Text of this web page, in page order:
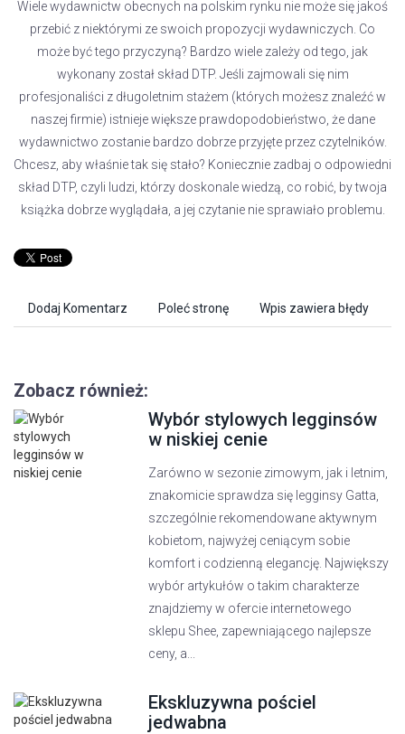
Wiele wydawnictw obecnych na polskim rynku nie może się jakoś
przebić z niektórymi ze swoich propozycji wydawniczych. Co
może być tego przyczyną? Bardzo wiele zależy od tego, jak
wykonany został skład DTP. Jeśli zajmowali się nim
profesjonaliści z długoletnim stażem (których możesz znaleźć w
naszej firmie) istnieje większe prawdopodobieństwo, że dane
wydawnictwo zostanie bardzo dobrze przyjęte przez czytelników.
Chcesz, aby właśnie tak się stało? Koniecznie zadbaj o odpowiedni
skład DTP, czyli ludzi, którzy doskonale wiedzą, co robić, by twoja
książka dobrze wyglądała, a jej czytanie nie sprawiało problemu.
Dodaj Komentarz Poleć stronę Wpis zawiera błędy
Zobacz również:
Wybór stylowych legginsów
w niskiej cenie
Zarówno w sezonie zimowym, jak i letnim,
znakomicie sprawdza się legginsy Gatta,
szczególnie rekomendowane aktywnym
kobietom, najwyżej ceniącym sobie
komfort i codzienną elegancję. Największy
wybór artykułów o takim charakterze
znajdziemy w ofercie internetowego
sklepu Shee, zapewniającego najlepsze
ceny, a...
Ekskluzywna pościel
jedwabna